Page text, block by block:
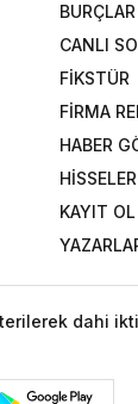
BURÇLAR
CANLI
FİKSTÜR
FİRMA
HABER
HİSSELER
KAYIT OL
dahi